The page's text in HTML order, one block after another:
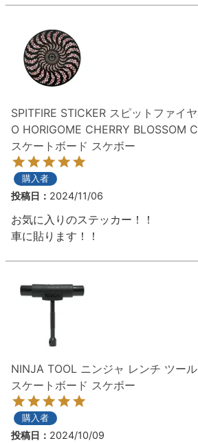
SPITFIRE STICKER スピットファイ
O HORIGOME CHERRY BLOSSOM
スケートボード スケボー
購入者
投稿日 2024/11/06
お気に入りのステッカー！！
車に貼ります！！
NINJA TOOL ニンジャ レンチ ツー
スケートボード スケボー
購入者
投稿日 2024/10/09